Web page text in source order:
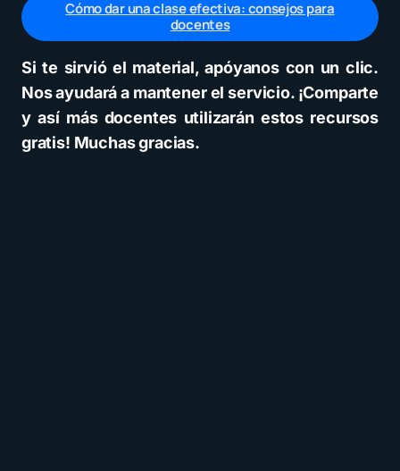
Cómo dar una clase efectiva: consejos para
docentes
Si te sirvió el material, apóyanos con un clic.
Nos ayudará a mantener el servicio. ¡Comparte
y así más docentes utilizarán estos recursos
gratis! Muchas gracias.